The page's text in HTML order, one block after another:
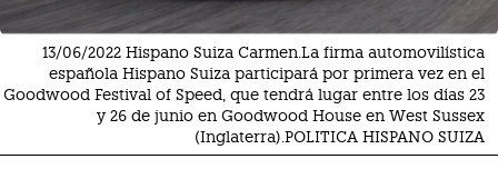
13/06/2022 Hispano Suiza Carmen.La firma automovilística
española Hispano Suiza participará por primera vez en el
Goodwood Festival of Speed, que tendrá lugar entre los días 23
y 26 de junio en Goodwood House en West Sussex
(Inglaterra).POLITICA HISPANO SUIZA